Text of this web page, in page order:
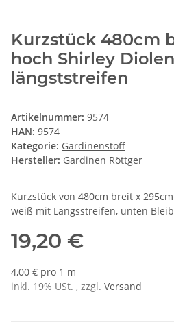
Kurzstück 480cm
hoch Shirley
längststreifen
Artikelnummer: 9574
HAN: 9574
Kategorie: Gardinenstoff
Hersteller: Gardinen Röttger
Kurzstück von 480cm breit x
weiß mit Längsstreifen, unten
19,20 €
4,00 € pro 1 m
inkl. 19% USt. , zzgl. Versand